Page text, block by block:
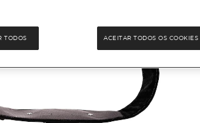
TODOS ACEITAR TODOS OS COOKIES